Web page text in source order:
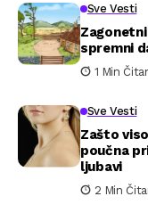
Sve Vesti
spremni
1 Min
Sve Vesti
Zašto
poučna
ljubavi
2 Min